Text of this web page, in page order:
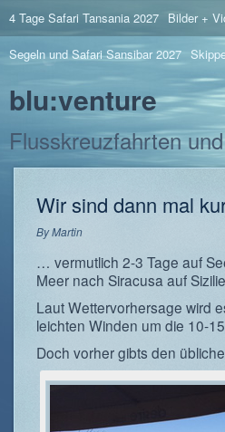
4 Tage Safari Tansania 2027 Bilder +
Segeln und Safari Sansibar 2027
blu:venture
Flusskreuzfahrten
Wir sind dann mal
ByMartin
… vermutlich 2-3 Tage auf
Meer nach Siracusa auf
Laut Wettervorhersage wird
leichten Winden um die 10-
Doch vorher gibts den